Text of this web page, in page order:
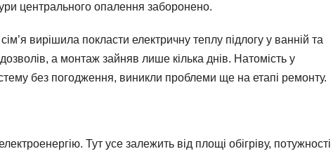
центрального опалення заборонено.
вирішила покласти електричну теплу підлогу у ванній та
а монтаж зайняв лише кілька днів. Натомість у
без погодження, виникли проблеми ще на етапі ремонту.
Тут усе залежить від площі обігріву, потужності